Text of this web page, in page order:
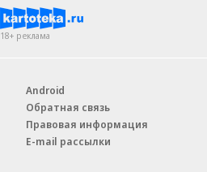
18+ реклама
Android
Обратная связь
Правовая информация
E-mail рассылки